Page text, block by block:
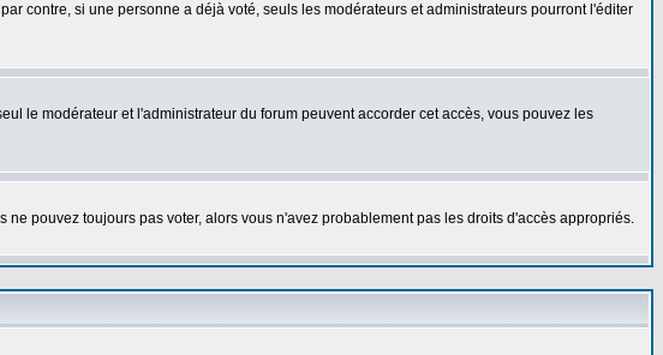
contre, si une personne a déjà voté, seuls les modérateurs et administrateurs pourront l'éditer
le modérateur et l'administrateur du forum peuvent accorder cet accès, vous pouvez les
pouvez toujours pas voter, alors vous n'avez probablement pas les droits d'accès appropriés.